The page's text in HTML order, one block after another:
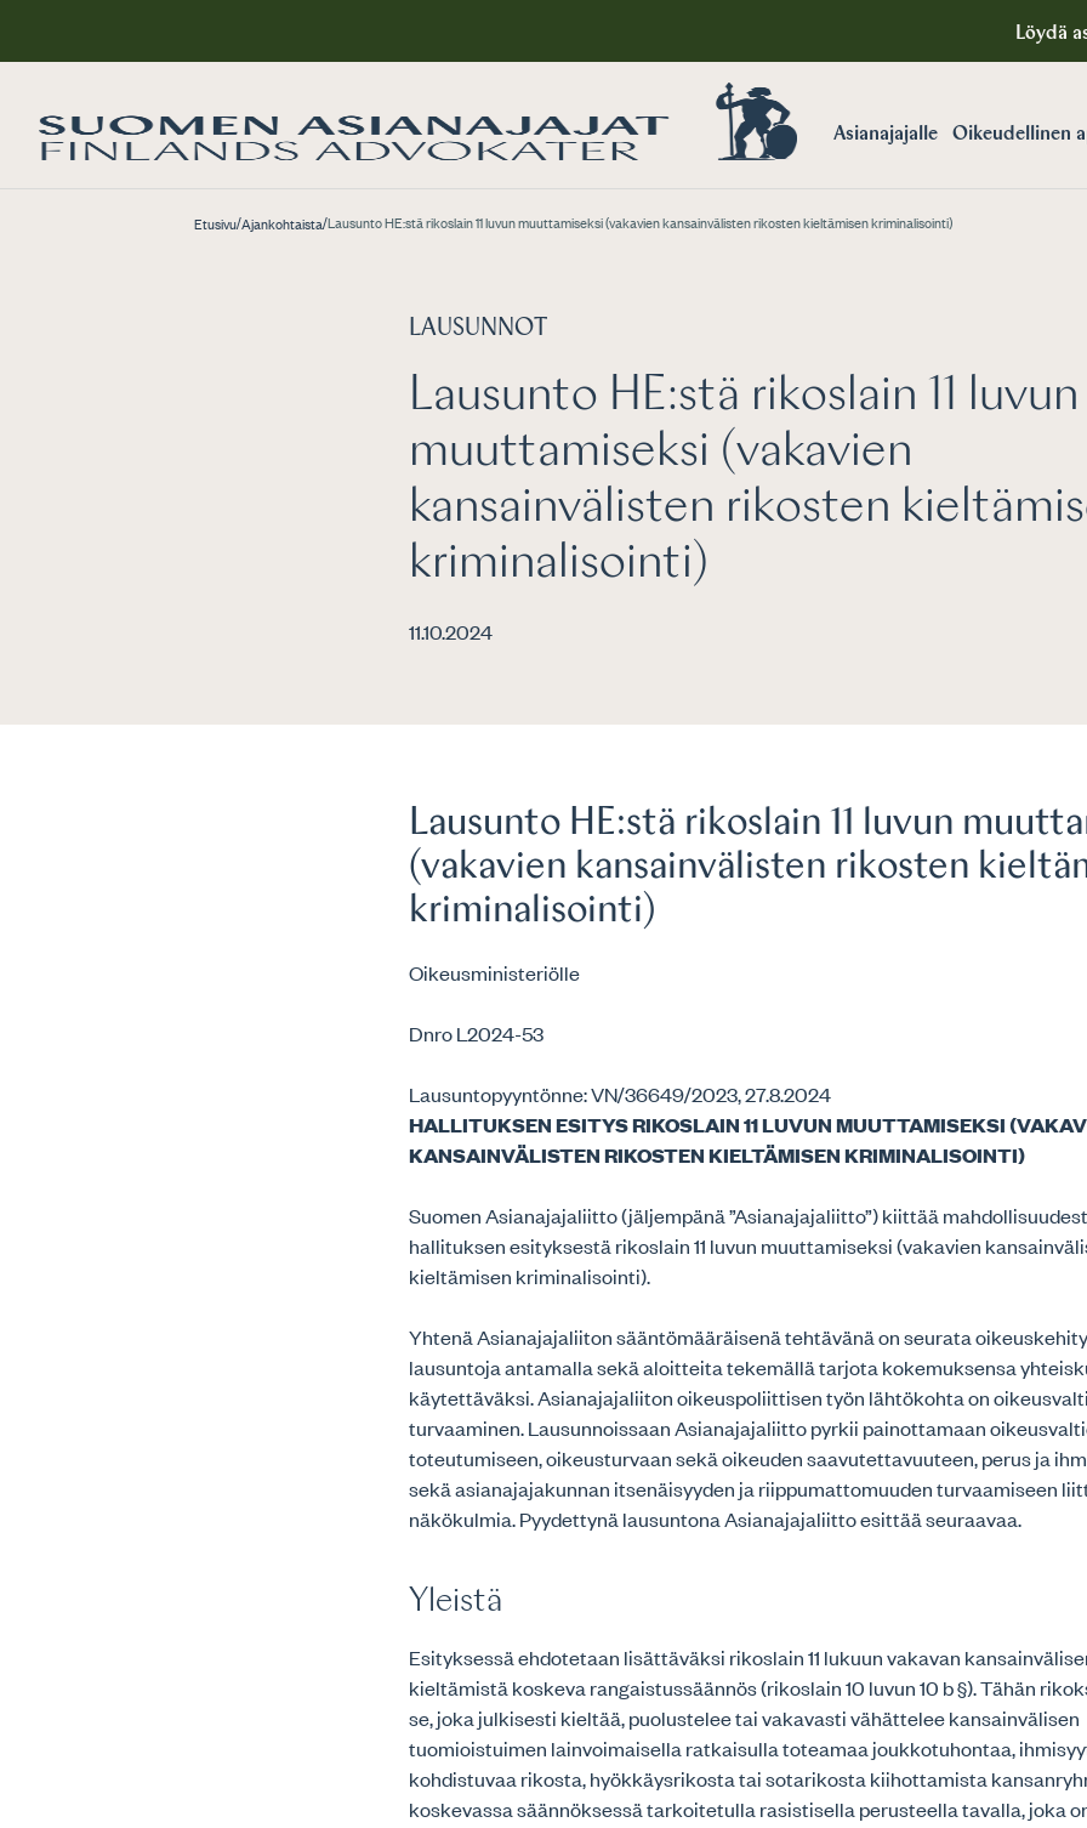
Löydä
Asianajajalle Oikeudellinen
Etusivu/Ajankohtaista/Lausunto HE:stä rikoslain 11 luvun muuttamiseksi (vakavien kansainvälisten rikosten kieltämisen kriminalisointi)
LAUSUNNOT
Lausunto HE:stä rikoslain 11 luvun
muuttamiseksi (vakavien
kansainvälisten rikosten
kriminalisointi)
11.10.2024
Lausunto HE:stä rikoslain 11 luvun
(vakavien kansainvälisten rikosten
kriminalisointi)
Oikeusministeriölle
Dnro L2024-53
Lausuntopyyntönne: VN/36649/2023, 27.8.2024
HALLITUKSEN ESITYS RIKOSLAIN 11 LUVUN MUUTTAMISEKSI
KANSAINVÄLISTEN RIKOSTEN KIELTÄMISEN KRIMINALISOINTI)
Suomen Asianajajaliitto (jäljempänä ”Asianajajaliitto”) kiittää
hallituksen esityksestä rikoslain 11 luvun muuttamiseksi (vakavien
kieltämisen kriminalisointi).
Yhtenä Asianajajaliiton sääntömääräisenä tehtävänä on seurata
lausuntoja antamalla sekä aloitteita tekemällä tarjota kokemuksensa
käytettäväksi. Asianajajaliiton oikeuspoliittisen työn lähtökohta on
turvaaminen. Lausunnoissaan Asianajajaliitto pyrkii painottamaan
toteutumiseen, oikeusturvaan sekä oikeuden saavutettavuuteen, perus ja
sekä asianajajakunnan itsenäisyyden ja riippumattomuuden turvaamiseen
näkökulmia. Pyydettynä lausuntona Asianajajaliitto esittää seuraavaa.
Yleistä
Esityksessä ehdotetaan lisättäväksi rikoslain 11 lukuun vakavan
kieltämistä koskeva rangaistussäännös (rikoslain 10 luvun 10 b §). Tähän
se, joka julkisesti kieltää, puolustelee tai vakavasti vähättelee kansainvälisen
tuomioistuimen lainvoimaisella ratkaisulla toteamaa joukkotuhontaa,
kohdistuvaa rikosta, hyökkäysrikosta tai sotarikosta kiihottamista
koskevassa säännöksessä tarkoitetulla rasistisella perusteella tavalla, joka